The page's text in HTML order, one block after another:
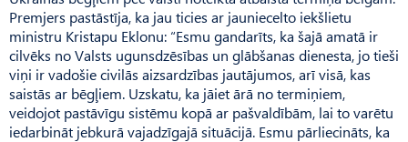
Premjers pastāstīja, ka jau ticies ar jauniecelto iekšlietu
ministru Kristapu Eklonu: “Esmu gandarīts, ka šajā amatā ir
cilvēks no Valsts ugunsdzēsības un glābšanas dienesta, jo tieši
viņi ir vadošie civilās aizsardzības jautājumos, arī visā, kas
saistās ar bēgļiem. Uzskatu, ka jāiet ārā no termiņiem,
veidojot pastāvīgu sistēmu kopā ar pašvaldībām, lai to varētu
iedarbināt jebkurā vajadzīgajā situācijā. Esmu pārliecināts, ka